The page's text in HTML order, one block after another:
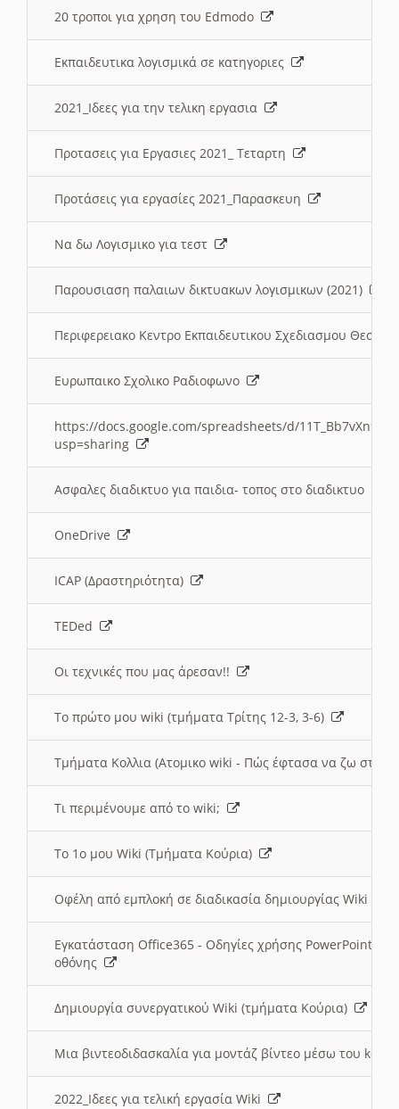
20 τροποι για χρηση του Edmodo
Εκπαιδευτικα λογισμικά σε κατηγοριες
2021_Ιδεες για την τελικη εργασια
Προτασεις για Εργασιες 2021_ Τεταρτη
Προτάσεις για εργασίες 2021_Παρασκευη
Να δω Λογισμικο για τεστ
Παρουσιαση παλαιων δικτυακων λογισμικων (2021)
Περιφερειακο Κεντρο Εκπαιδευτικου Σχεδιασμου
Ευρωπαικο Σχολικο Ραδιοφωνο
https://docs.google.com/spreadsheets/d/
usp=sharing
Ασφαλες διαδικτυο για παιδια- τοπος στο διαδικτυο
OneDrive
ICAP (Δραστηριότητα)
TEDed
Οι τεχνικές που μας άρεσαν!!
Το πρώτο μου wiki (τμήματα Τρίτης 12-3, 3-6)
Τμήματα Κολλια (Ατομικο wiki - Πώς έφτασα να ζω στην
Τι περιμένουμε από το wiki;
Το 1ο μου Wiki (Τμήματα Κούρια)
Οφέλη από εμπλοκή σε διαδικασία δημιουργίας Wiki
Εγκατάσταση Office365 - Οδηγίες χρήσης PowerPoint
οθόνης
Δημιουργία συνεργατικού Wiki (τμήματα Κούρια)
Μια βιντεοδιδασκαλία για μοντάζ βίντεο μέσω του
2022_Ιδεες για τελική εργασία Wiki